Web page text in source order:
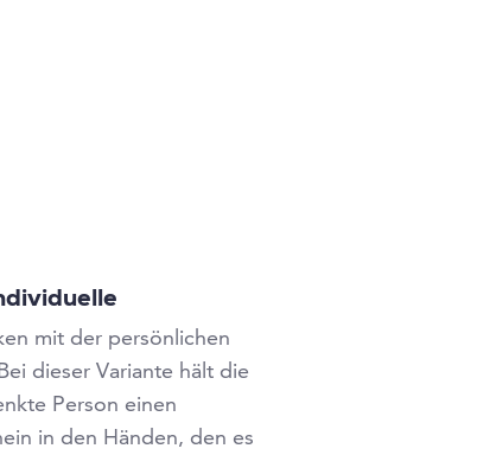
mit der persönlichen
dieser Variante hält die
Person einen
in den Händen, den es